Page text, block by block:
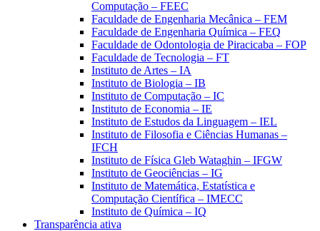
Computação – FEEC
Faculdade de Engenharia Mecânica – FEM
Faculdade de Engenharia Química – FEQ
Faculdade de Odontologia de Piracicaba – FOP
Faculdade de Tecnologia – FT
Instituto de Artes – IA
Instituto de Biologia – IB
Instituto de Computação – IC
Instituto de Economia – IE
Instituto de Estudos da Linguagem – IEL
Instituto de Filosofia e Ciências Humanas –
IFCH
Instituto de Física Gleb Wataghin – IFGW
Instituto de Geociências – IG
Instituto de Matemática, Estatística e
Computação Científica – IMECC
Instituto de Química – IQ
Transparência ativa